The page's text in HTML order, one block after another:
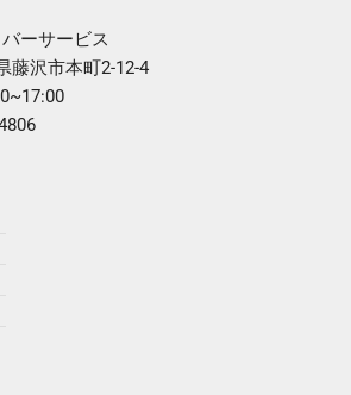
ーサービス
藤沢市本町2-12-4